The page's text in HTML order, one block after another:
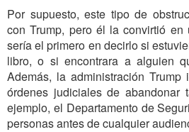
Por supuesto, este tipo de
con Trump, pero él la convirtió
sería el primero en decirlo si
libro, o si encontrara a alguien
Además, la administración
órdenes judiciales de abandonar
ejemplo, el Departamento de
personas antes de cualquier